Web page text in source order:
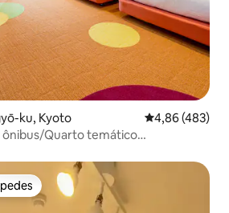
ku, Kyoto 4,86 de uma
4,86 (483)
ônibus/Quarto temático
dos hóspedes